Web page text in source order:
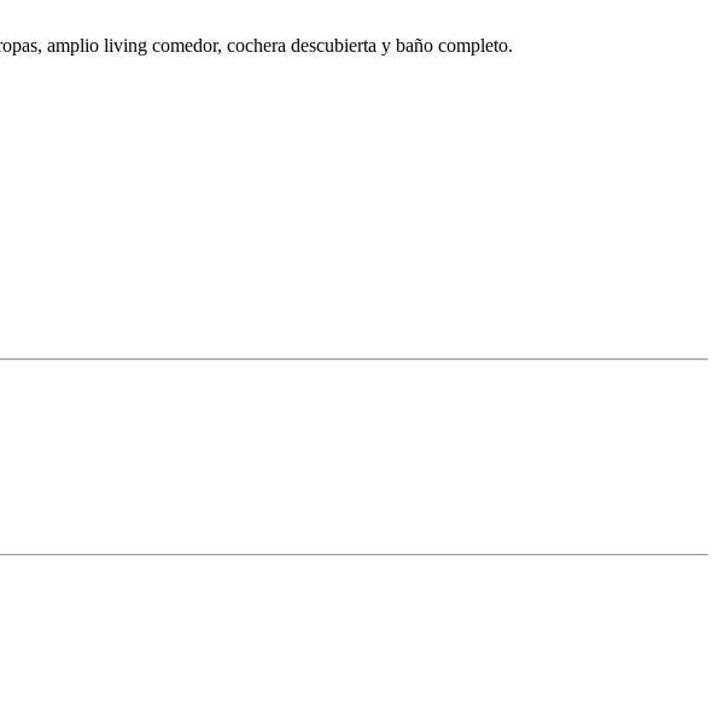
amplio living comedor, cochera descubierta y baño completo.